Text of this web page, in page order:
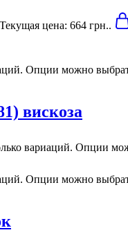
Текущая цена: 664 грн..
Опции можно
вискоза
вариаций. Опции
Опции можно